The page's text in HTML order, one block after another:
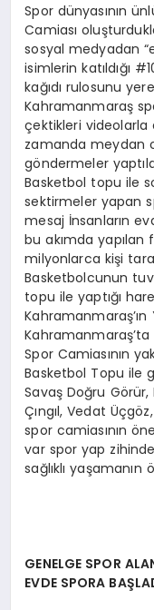
Spor dünyasının
Camiası
sosyal medyadan
isimlerin katıldığı
kağıdı rulosunu
Kahramanmaraş
çektikleri
zamanda meydan
göndermeler
Basketbol topu ile
sektirmeler yapan
mesaj İnsanların
bu akımda
milyonlarca kişi
Basketbolcunun
topu ile yaptığı
Kahramanmaraş’ta
Spor Camiasının
Basketbol Topu ile
Savaş Doğru Görür,
Çıngıl, Vedat
spor camiasının
var spor yap
sağlıklı
GENELGE SPOR
EVDE SPORA